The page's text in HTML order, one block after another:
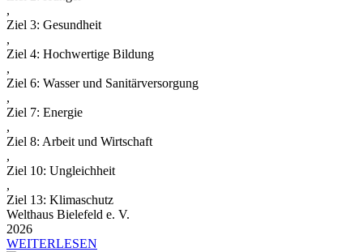
,
Ziel 3: Gesundheit
,
Ziel 4: Hochwertige Bildung
,
Ziel 6: Wasser und Sanitärversorgung
,
Ziel 7: Energie
,
Ziel 8: Arbeit und Wirtschaft
,
Ziel 10: Ungleichheit
,
Ziel 13: Klimaschutz
Welthaus Bielefeld e. V.
2026
WEITERLESEN